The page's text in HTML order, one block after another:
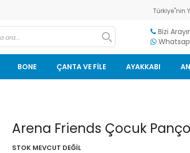
Türkiye"nin
Bizi
BONE ÇANTA VE FİLE AYAKKABI
Arena Friends Çocuk
STOK MEVCUT DEĞIL
galerisinin
başlangıcına